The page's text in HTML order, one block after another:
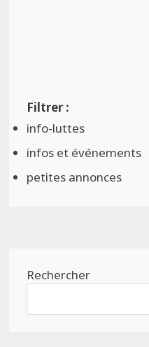
info-luttes
infos et événements
petites annonces
Rechercher